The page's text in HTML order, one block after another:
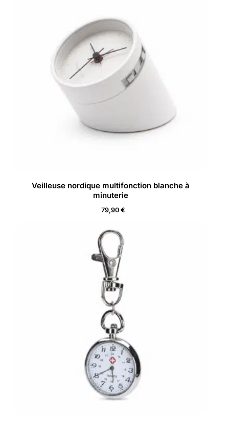
Veilleuse nordique multifonction blanche à
minuterie
79,90 €